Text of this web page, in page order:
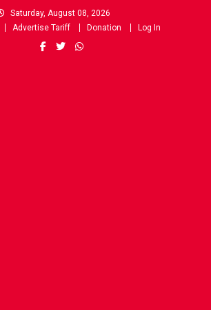
Saturday, August 08, 2026
Advertise Tariff Donation Log In